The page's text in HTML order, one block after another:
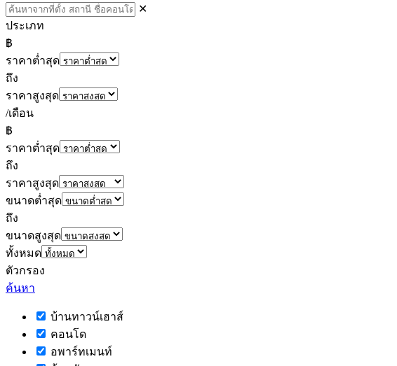
✕
ประเภท
฿
ราคาต่ำสุด
ถึง
ราคาสูงสุด
/เดือน
฿
ราคาต่ำสุด
ถึง
ราคาสูงสุด
ขนาดต่ำสุด
ถึง
ขนาดสูงสุด
ทั้งหมด
ตัวกรอง
ค้นหา
บ้านทาวน์เฮาส์
คอนโด
อพาร์ทเมนท์